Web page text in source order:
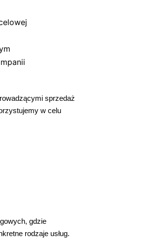
sprzedaż
w celu
gdzie
rodzaje usług.